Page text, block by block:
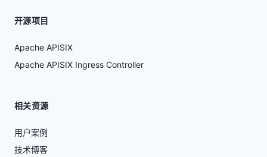
开源项目
Apache APISIX
Apache APISIX Ingress Controller
相关资源
用户案例
技术博客